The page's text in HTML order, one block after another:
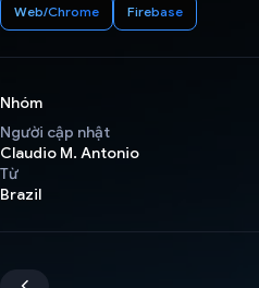
Web/Chrome Firebase
Nhóm
Người cập nhật
Claudio M. Antonio
Từ
Brazil